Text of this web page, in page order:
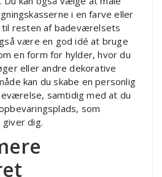
i en farve eller
resten af badeværelsets
være en god idé at bruge
en form for hylder, hvor du
eller andre dekorative
kan du skabe en personlig
samtidig med at du
som
giver dig.